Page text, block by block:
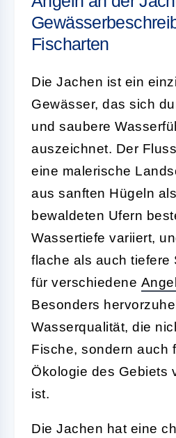
Fischarten
Die Jachen ist ein
Gewässer, das sich
und saubere
auszeichnet. Der
eine malerische
aus sanften Hügeln
bewaldeten Ufern
Wassertiefe variiert,
flache als auch tiefere
für verschiedene
Besonders
Wasserqualität, die
Fische, sondern auch
Ökologie des Gebiets
ist.
Die Jachen hat eine